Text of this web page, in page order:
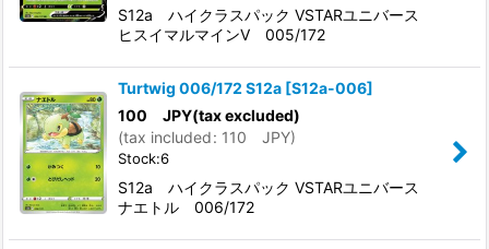
S12a ハイクラスパック VSTARユニバース
ヒスイマルマインV 005/172
Turtwig 006/172 S12a [S12a-006]
100 JPY(tax excluded)
(tax included: 110 JPY)
Stock:6
S12a ハイクラスパック VSTARユニバース
ナエトル 006/172